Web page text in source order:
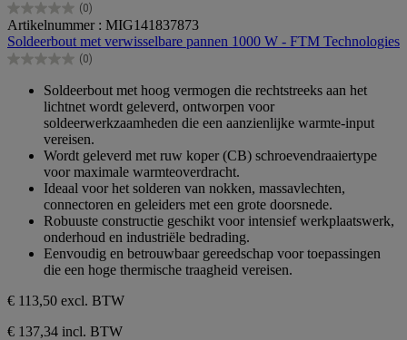
(0)
0.0
van
de
5
Artikelnummer : MIG141837873
Soldeerbout met verwisselbare pannen 1000 W - FTM Technologies
(0)
0.0
sterren.
Soldeerbout met hoog vermogen die rechtstreeks aan het
lichtnet wordt geleverd, ontworpen voor
soldeerwerkzaamheden die een aanzienlijke warmte-input
vereisen.
Wordt geleverd met ruw koper (CB) schroevendraaiertype
voor maximale warmteoverdracht.
Ideaal voor het solderen van nokken, massavlechten,
connectoren en geleiders met een grote doorsnede.
Robuuste constructie geschikt voor intensief werkplaatswerk,
onderhoud en industriële bedrading.
Eenvoudig en betrouwbaar gereedschap voor toepassingen
die een hoge thermische traagheid vereisen.
€ 113,50 excl. BTW
€ 137,34 incl. BTW